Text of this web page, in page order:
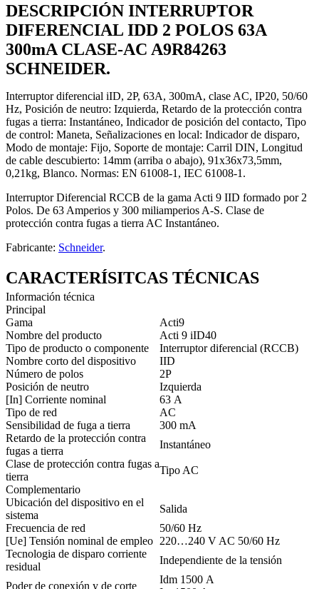
DESCRIPCIÓN INTERRUPTOR
DIFERENCIAL IDD 2 POLOS 63A
300mA CLASE-AC A9R84263
SCHNEIDER.
Interruptor diferencial iID, 2P, 63A, 300mA, clase AC, IP20, 50/60
Hz, Posición de neutro: Izquierda, Retardo de la protección contra
fugas a tierra: Instantáneo, Indicador de posición del contacto, Tipo
de control: Maneta, Señalizaciones en local: Indicador de disparo,
Modo de montaje: Fijo, Soporte de montaje: Carril DIN, Longitud
de cable descubierto: 14mm (arriba o abajo), 91x36x73,5mm,
0,21kg, Blanco. Normas: EN 61008-1, IEC 61008-1.
Interruptor Diferencial RCCB de la gama Acti 9 IID formado por 2
Polos. De 63 Amperios y 300 miliamperios A-S. Clase de
protección contra fugas a tierra AC Instantáneo.
Fabricante: Schneider.
CARACTERÍSITCAS TÉCNICAS
Información técnica
Principal
Gama
Acti9
Nombre del producto
Acti 9 iID40
Tipo de producto o componente
Interruptor diferencial (RCCB)
Nombre corto del dispositivo
IID
Número de polos
2P
Posición de neutro
Izquierda
[In] Corriente nominal
63 A
Tipo de red
AC
Sensibilidad de fuga a tierra
300 mA
Retardo de la protección contra
fugas a tierra
Instantáneo
Clase de protección contra fugas a
tierra
Tipo AC
Complementario
Ubicación del dispositivo en el
sistema
Salida
Frecuencia de red
50/60 Hz
[Ue] Tensión nominal de empleo 220…240 V AC 50/60 Hz
Tecnologia de disparo corriente
residual
Independiente de la tensión
Poder de conexión y de corte
Idm 1500 A